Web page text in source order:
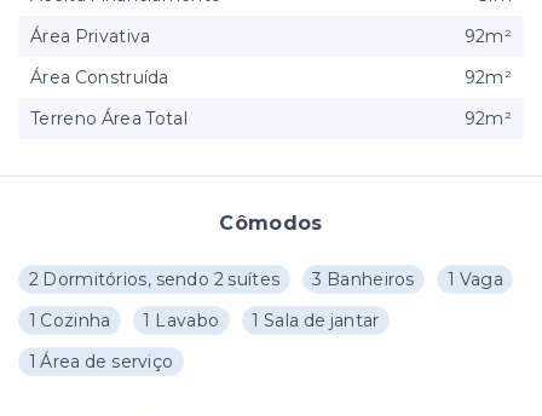
Cômodos
2 Dormitórios, sendo 2 suítes 3 Banheiros
1 Vaga
1 Cozinha
1 Lavabo
1 Sala de jantar
1 Área de serviço
Área Privativa
92m²
Área Construída
92m²
Terreno Área Total
92m²